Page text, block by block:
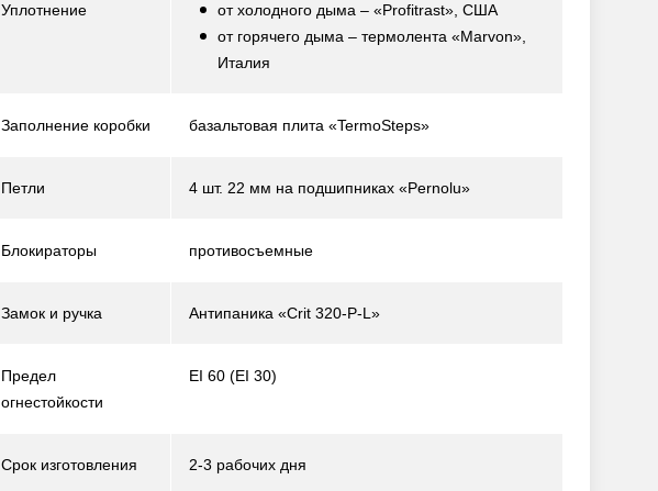
Уплотнение
от холодного дыма – «Profitrast», США
от горячего дыма – термолента «Marvon»,
Италия
Заполнение коробки базальтовая плита «TermoSteps»
Петли 4 шт. 22 мм на подшипниках «Pernolu»
Блокираторы противосъемные
Замок и ручка Антипаника «Crit 320-P-L»
Предел
огнестойкости
EI 60 (EI 30)
Срок изготовления 2-3 рабочих дня